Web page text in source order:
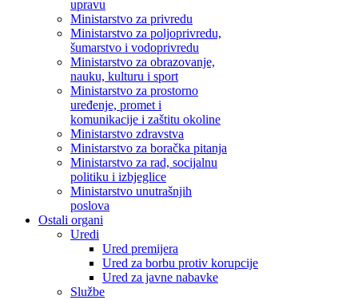
upravu
Ministarstvo za privredu
Ministarstvo za poljoprivredu,
šumarstvo i vodoprivredu
Ministarstvo za obrazovanje,
nauku, kulturu i sport
Ministarstvo za prostorno
uređenje, promet i
komunikacije i zaštitu okoline
Ministarstvo zdravstva
Ministarstvo za boračka pitanja
Ministarstvo za rad, socijalnu
politiku i izbjeglice
Ministarstvo unutrašnjih
poslova
Ostali organi
Uredi
Ured premijera
Ured za borbu protiv korupcije
Ured za javne nabavke
Službe